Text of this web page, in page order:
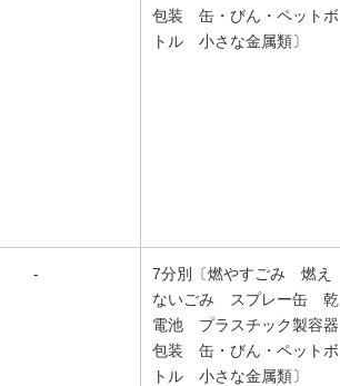
包装 缶・びん・ペットボ
トル 小さな金属類〕
-
7分別〔燃やすごみ 燃え
ないごみ スプレー缶 乾
電池 プラスチック製容器
包装 缶・びん・ペットボ
トル 小さな金属類〕